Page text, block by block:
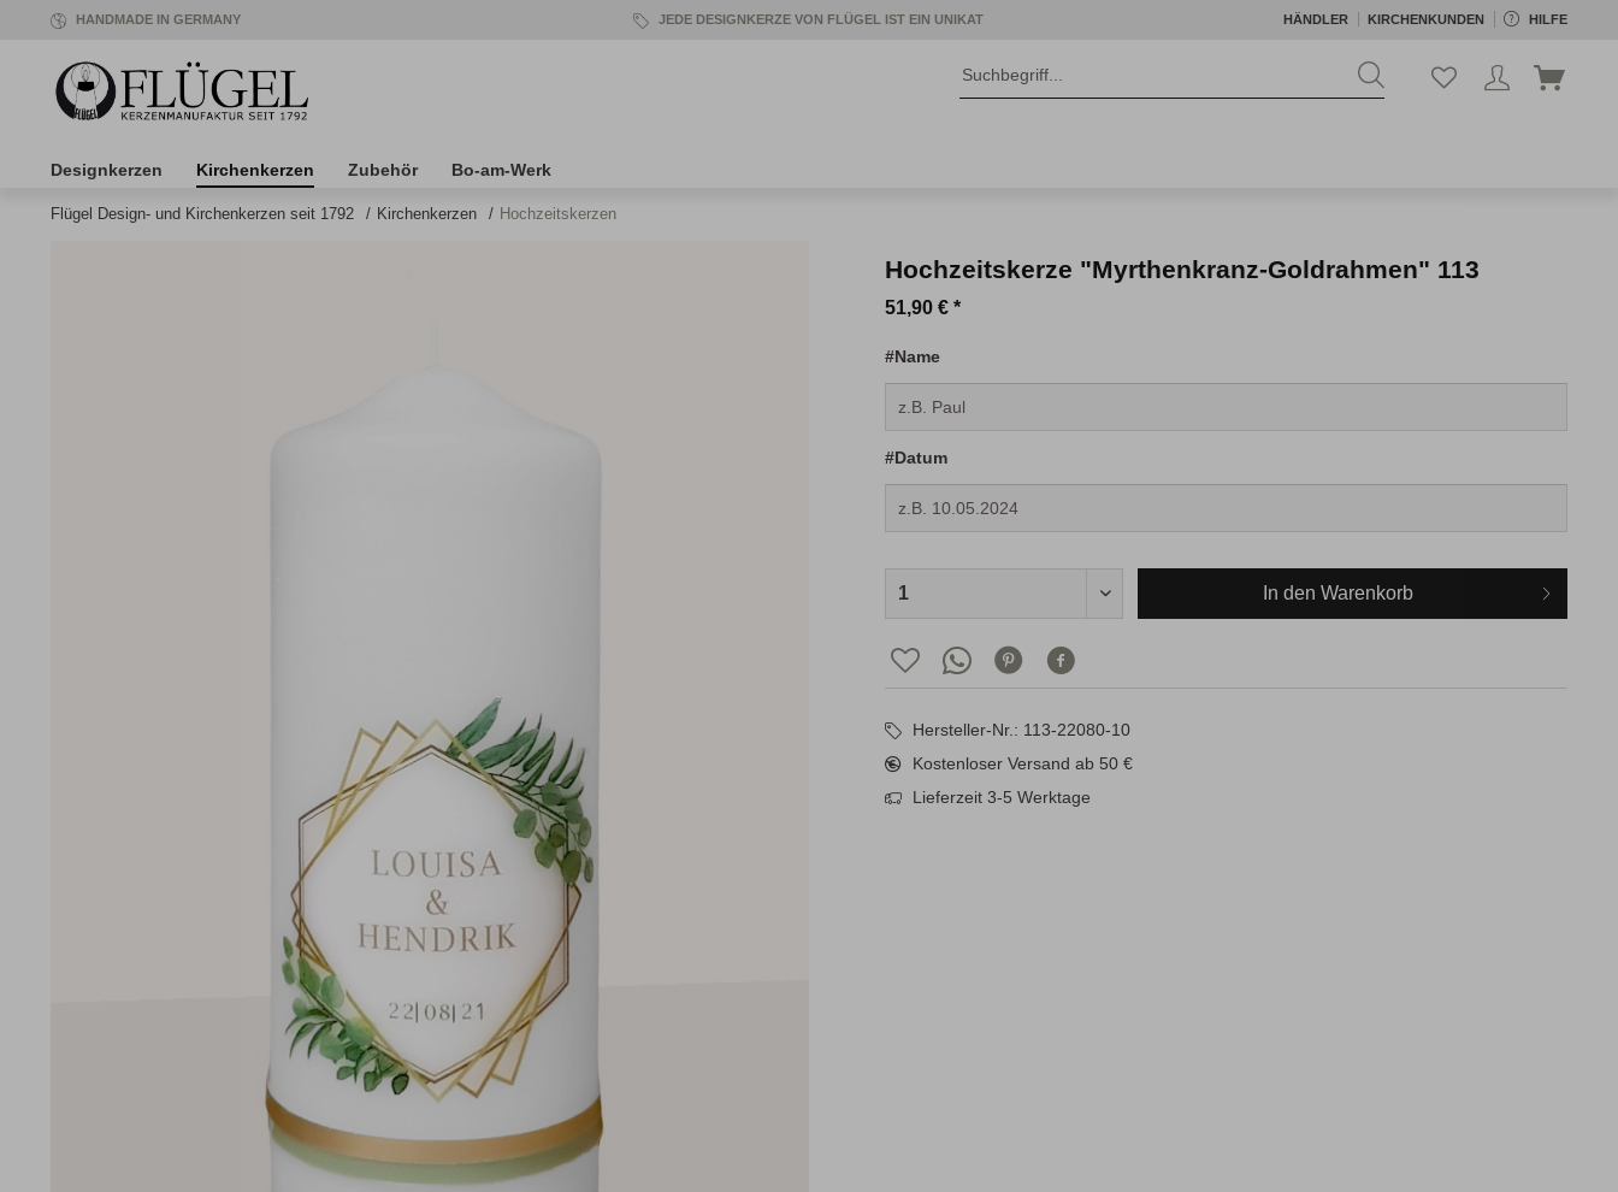
HANDMADE IN GERMANY JEDE DESIGNKERZE VON FLÜGEL IST EIN UNIKAT HÄNDLER KIRCHENKUNDEN HILFE
Designkerzen Kirchenkerzen Zubehör Bo-am-Werk
Flügel Design- und Kirchenkerzen seit 1792 / Kirchenkerzen / Hochzeitskerzen
Hochzeitskerze "Myrthenkranz-Goldrahmen" 113
51,90 € *
#Name
#Datum
In den Warenkorb
Hersteller-Nr.: 113-22080-10
Kostenloser Versand ab 50 €
Lieferzeit 3-5 Werktage